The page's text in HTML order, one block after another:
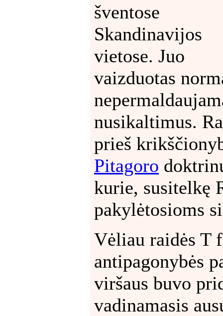
šventose
Skandinavijos
vietose. Juo
vaizduotas
nusikaltimus.
prieš
Pitagoro
kurie, susitelkę
pakylėtosioms
Vėliau raidės T
antipagonybės
viršaus buvo
vadinamasis